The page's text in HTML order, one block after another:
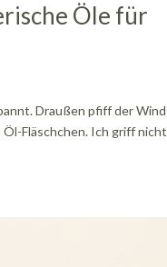
Öle für
Draußen pfiff der Wind
Öl-Fläschchen. Ich griff nicht